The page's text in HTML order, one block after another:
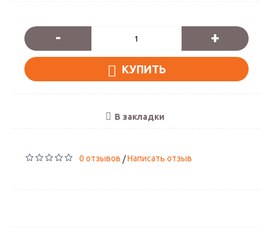
- +
КУПИТЬ
В закладки
0 отзывов /Написать отзыв